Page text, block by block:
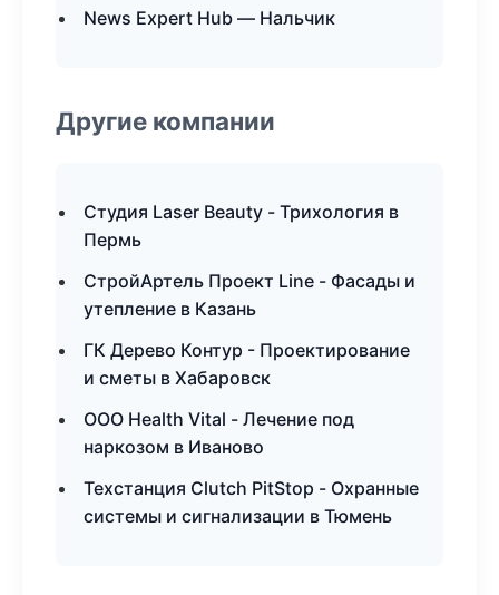
News Expert Hub — Нальчик
Другие компании
Студия Laser Beauty - Трихология в
Пермь
СтройАртель Проект Line - Фасады и
утепление в Казань
ГК Дерево Контур - Проектирование
и сметы в Хабаровск
ООО Health Vital - Лечение под
наркозом в Иваново
Техстанция Clutch PitStop - Охранные
системы и сигнализации в Тюмень